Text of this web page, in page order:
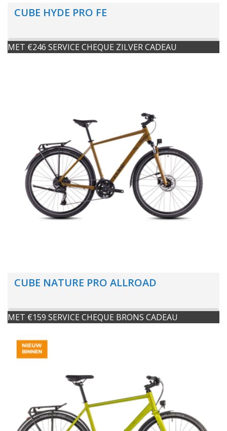
CUBE HYDE PRO FE
MET €246 SERVICE CHEQUE ZILVER CADEAU
CUBE NATURE PRO ALLROAD
MET €159 SERVICE CHEQUE BRONS CADEAU